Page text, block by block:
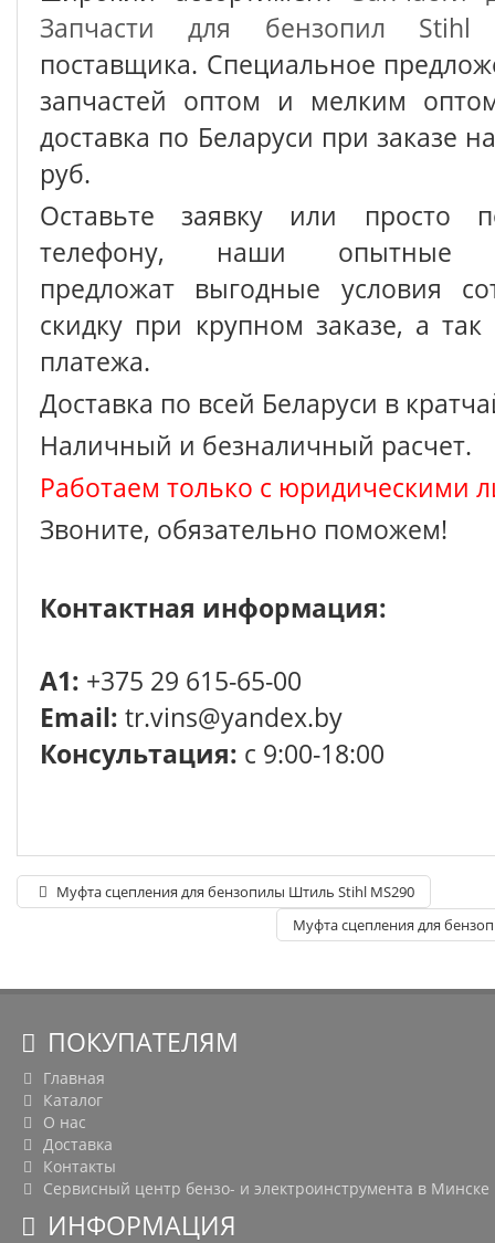
Запчасти для бензопил Stihl
поставщика. Специальное
запчастей оптом и мелким
доставка по Беларуси при заказе
руб.
Оставьте заявку или просто
телефону, наши опытные
предложат выгодные условия
скидку при крупном заказе, а так
платежа.
Доставка по всей Беларуси в
Наличный и безналичный расчет.
Работаем только с юридическими
Звоните, обязательно поможем!
Контактная информация:
A1: +375 29 615-65-00
Email: tr.vins@yandex.by
Консультация: с 9:00-18:00
Муфта сцепления для бензопилы Штиль Stihl MS290
Муфта сцепления для
ПОКУПАТЕЛЯМ
Главная
Каталог
О нас
Доставка
Контакты
Сервисный центр бензо- и электроинструмента в Минске
ИНФОРМАЦИЯ